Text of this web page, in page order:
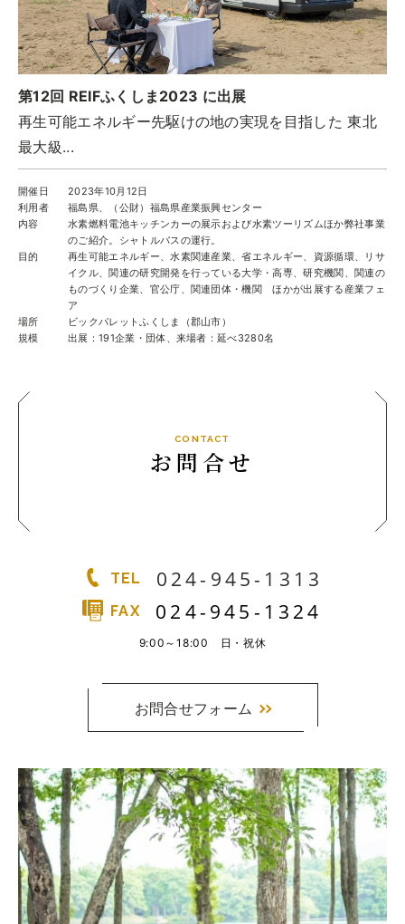
第12回 REIFふくしま2023 に出展
再生可能エネルギー先駆けの地の実現を目指した 東北
最大級...
開催日
2023年10月12日
利用者
福島県、（公財）福島県産業振興センター
内容
水素燃料電池キッチンカーの展示および水素ツーリズムほか弊社事業
のご紹介。シャトルバスの運行。
目的
再生可能エネルギー、水素関連産業、省エネルギー、資源循環、リサ
イクル、関連の研究開発を行っている大学・高専、研究機関、関連の
ものづくり企業、官公庁、関連団体・機関 ほかが出展する産業フェ
ア
場所
ビックパレットふくしま（郡山市）
規模
出展：191企業・団体、来場者：延べ3280名
CONTACT
お問合せ
TEL 024-945-1313
FAX 024-945-1324
9:00～18:00 日・祝休
お問合せフォーム